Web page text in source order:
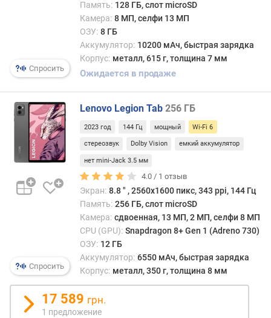
п
о
ц
е
с
с
о
(
г
к
а
)
ч
Спросить
Память: 128 ГБ, слот microSD
Камера: 8 МП, селфи 13 МП
ОЗУ: 8 ГБ
Аккумулятор: 10200 мАч, быстрая зарядка
Корпус: металл, 615 г, толщина 7 мм
Ожидается в продаже
Спросить
Lenovo Legion Tab 256 ГБ
2023 год 144 Гц мощный Wi-Fi 6
стереозвук Dolby Vision емкий аккумулятор
нет mini-Jack 3.5 мм
4.0 / 1 отзыв
Экран: 8.8 ″ , 2560x1600 пикс, 343 ppi, 144 Гц
Память: 256 ГБ, слот microSD
Камера: сдвоенная, 13 МП, 2 МП, селфи 8 МП
CPU (GPU): Snapdragon 8+ Gen 1 (Adreno 730)
ОЗУ: 12 ГБ
Аккумулятор: 6550 мАч, быстрая зарядка
Корпус: металл, 350 г, толщина 8 мм
17 589 грн.
1 предложение